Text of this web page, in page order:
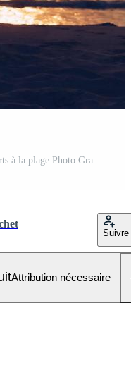
Suivre
Attribution nécessaire